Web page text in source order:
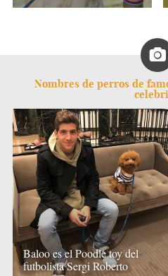
Nombres de perros de
Baloo es el Poodle toy del
futbolista Sergi Roberto